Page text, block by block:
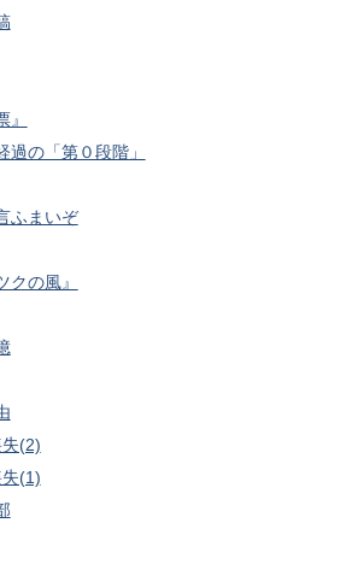
過の「第０段階」
ふまいぞ
クの風』
(2)
(1)